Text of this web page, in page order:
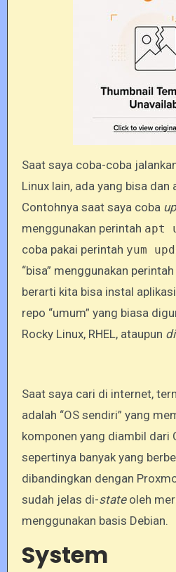
Saat saya coba-coba
Linux lain, ada yang bisa dan
Contohnya saat saya coba
menggunakan perintah apt
coba pakai perintah yum
“bisa” menggunakan perintah
berarti kita bisa instal
repo “umum” yang biasa
Rocky Linux, RHEL, ataupun
Saat saya cari di internet,
adalah “OS sendiri” yang
komponen yang diambil dari
sepertinya banyak yang
dibandingkan dengan
sudah jelas di-stateoleh
menggunakan basis Debian.
System